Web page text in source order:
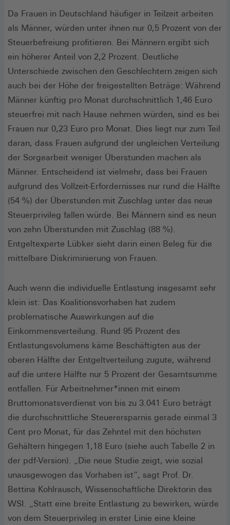
Da Frauen in Deutschland häufiger in Teilzeit arbeiten
als Männer, würden unter ihnen nur 0,5 Prozent von der
Steuerbefreiung profitieren. Bei Männern ergibt sich
ein höherer Anteil von 2,2 Prozent. Deutliche
Unterschiede zwischen den Geschlechtern zeigen sich
auch bei der Höhe der freigestellten Beträge: Während
Männer künftig pro Monat durchschnittlich 1,46 Euro
steuerfrei mit nach Hause nehmen würden, sind es bei
Frauen nur 0,23 Euro pro Monat. Dies liegt nur zum Teil
daran, dass Frauen aufgrund der ungleichen Verteilung
der Sorgearbeit weniger Überstunden machen als
Männer. Entscheidend ist vielmehr, dass bei Frauen
aufgrund des Vollzeit-Erfordernisses nur rund die Hälfte
(54 %) der Überstunden mit Zuschlag unter das neue
Steuerprivileg fallen würde. Bei Männern sind es neun
von zehn Überstunden mit Zuschlag (88 %).
Entgeltexperte Lübker sieht darin einen Beleg für die
mittelbare Diskriminierung von Frauen.
Auch wenn die individuelle Entlastung insgesamt sehr
klein ist: Das Koalitionsvorhaben hat zudem
problematische Auswirkungen auf die
Einkommensverteilung. Rund 95 Prozent des
Entlastungsvolumens käme Beschäftigten aus der
oberen Hälfte der Entgeltverteilung zugute, während
auf die untere Hälfte nur 5 Prozent der Gesamtsumme
entfallen. Für Arbeitnehmer*innen mit einem
Bruttomonatsverdienst von bis zu 3.041 Euro beträgt
die durchschnittliche Steuerersparnis gerade einmal 3
Cent pro Monat, für das Zehntel mit den höchsten
Gehältern hingegen 1,18 Euro (siehe auch Tabelle 2 in
der pdf-Version). „Die neue Studie zeigt, wie sozial
unausgewogen das Vorhaben ist“, sagt Prof. Dr.
Bettina Kohlrausch, Wissenschaftliche Direktorin des
WSI. „Statt eine breite Entlastung zu bewirken, würde
von dem Steuerprivileg in erster Linie eine kleine